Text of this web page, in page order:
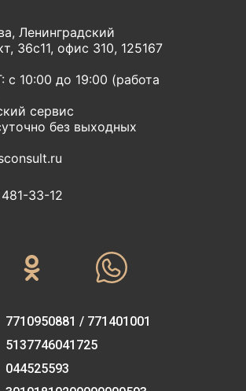
Ленинградский
36с11, офис 310, 125167
10:00 до 19:00 (работа
сервис
без выходных
33-12‬‬
7710950881 / 771401001
5137746041725
044525593